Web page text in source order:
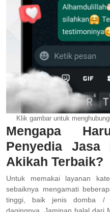
Klik gambar untuk
Mengapa
Penyedia Jasa
Akikah Terbaik?
Untuk memakai layanan
sebaiknya mengamati
tinggi, baik jenis domba /
dagingnya. Jaminan halal dari